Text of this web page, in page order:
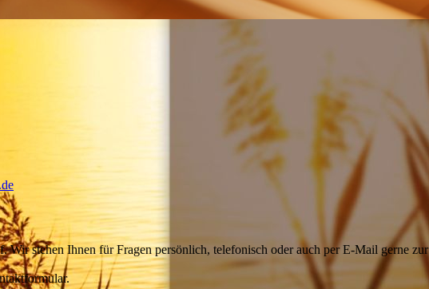
Wir stehen Ihnen für Fragen persönlich, telefonisch oder auch per E-Mail gerne zur